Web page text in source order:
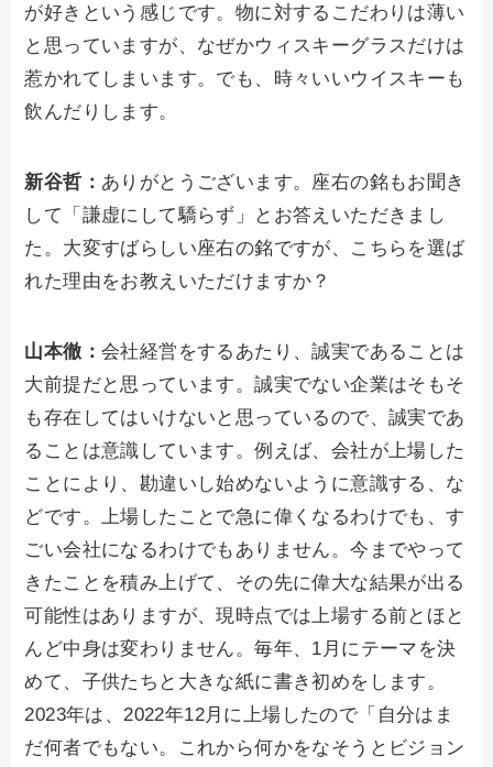
が好きという感じです。物に対するこだわりは薄い
と思っていますが、なぜかウィスキーグラスだけは
惹かれてしまいます。でも、時々いいウイスキーも
飲んだりします。
新谷哲： ありがとうございます。座右の銘もお聞き
して「謙虚にして驕らず」とお答えいただきまし
た。大変すばらしい座右の銘ですが、こちらを選ば
れた理由をお教えいただけますか？
山本徹：会社経営をするあたり、誠実であることは
大前提だと思っています。誠実でない企業はそもそ
も存在してはいけないと思っているので、誠実であ
ることは意識しています。例えば、会社が上場した
ことにより、勘違いし始めないように意識する、な
どです。上場したことで急に偉くなるわけでも、す
ごい会社になるわけでもありません。今までやって
きたことを積み上げて、その先に偉大な結果が出る
可能性はありますが、現時点では上場する前とほと
んど中身は変わりません。毎年、1月にテーマを決
めて、子供たちと大きな紙に書き初めをします。
2023年は、2022年12月に上場したので「自分はま
だ何者でもない。これから何かをなそうとビジョン